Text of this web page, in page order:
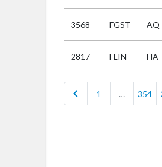
3568 FGST AQ
2817 FLIN HA
chevron_left 1 … 354